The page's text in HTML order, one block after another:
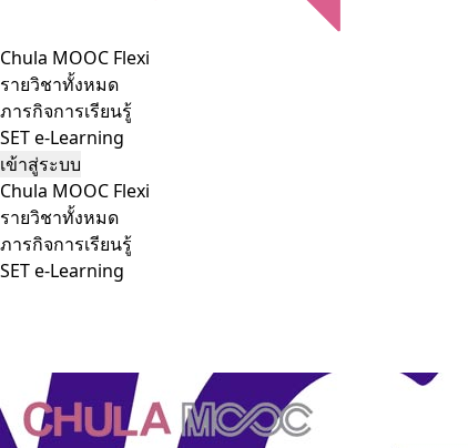
Chula MOOC Flexi
รายวิชาทั้งหมด
ภารกิจการเรียนรู้
SET e-Learning
เข้าสู่ระบบ
Chula MOOC Flexi
รายวิชาทั้งหมด
ภารกิจการเรียนรู้
SET e-Learning